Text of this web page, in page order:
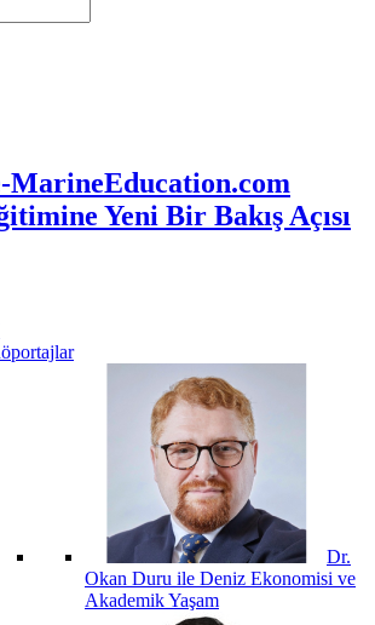
MarineEducation.com
Yeni Bir Bakış Açısı
Dr.
Okan Duru ile Deniz Ekonomisi ve
Akademik Yaşam